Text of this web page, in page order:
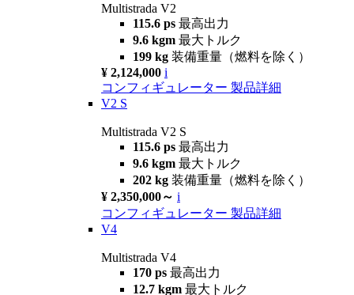
Multistrada V2
115.6 ps 最高出力
9.6 kgm 最大トルク
199 kg 装備重量（燃料を除く）
¥ 2,124,000 i
コンフィギュレーター 製品詳細
V2 S
Multistrada V2 S
115.6 ps 最高出力
9.6 kgm 最大トルク
202 kg 装備重量（燃料を除く）
¥ 2,350,000～ i
コンフィギュレーター 製品詳細
V4
Multistrada V4
170 ps 最高出力
12.7 kgm 最大トルク